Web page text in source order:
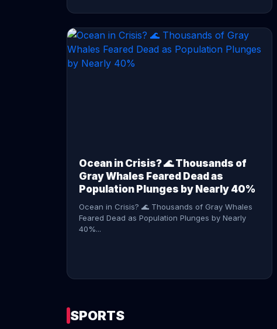
Ocean in Crisis? 🌊 Thousands of
Gray Whales Feared Dead as
Population Plunges by Nearly 40%
Ocean in Crisis? 🌊 Thousands of Gray Whales
Feared Dead as Population Plunges by Nearly
40%...
SPORTS